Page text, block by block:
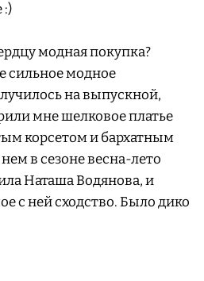
:)
модная покупка?
сильное модное
на выпускной,
мне шелковое платье
корсетом и бархатным
в сезоне весна-лето
Наташа Водянова, и
с ней сходство. Было дико